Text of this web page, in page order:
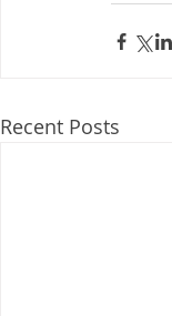
Recent Posts